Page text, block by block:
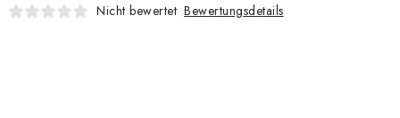
SCHACHUHRENNicht bewertet Bewertungsdetails